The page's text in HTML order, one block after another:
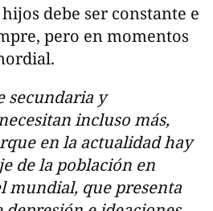
debe ser constante e
pero en momentos
secundaria y
incluso más,
en la actualidad hay
de la población en
mundial, que presenta